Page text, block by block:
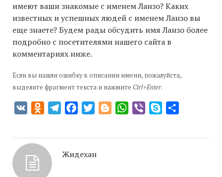
имеют ваши знакомые с именем Ланзо? Каких
известных и успешных людей с именем Ланзо вы
еще знаете? Будем рады обсудить имя Ланзо более
подробно с посетителями нашего сайта в
комментариях ниже.
Если вы нашли ошибку в описании имени, пожалуйста,
выделите фрагмент текста и нажмите Ctrl+Enter.
VK Odnoklassniki
TelegramFacebookTwitterBloggerWhatsApp
Viber Skype
Жидехан